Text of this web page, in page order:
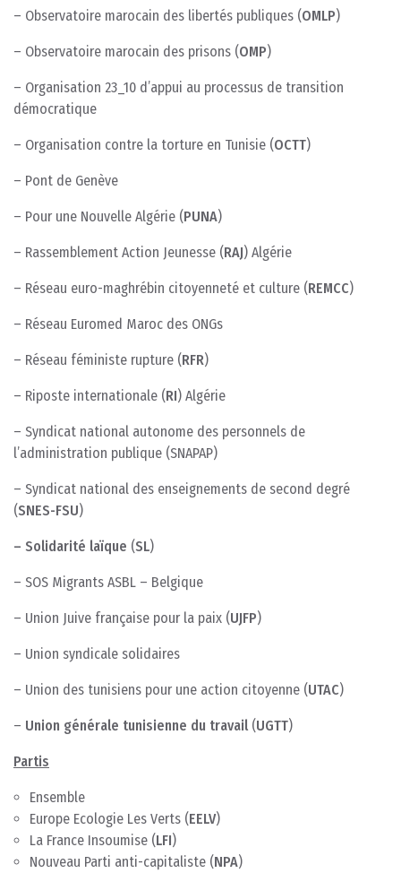
– Observatoire marocain des libertés publiques (OMLP)
– Observatoire marocain des prisons (OMP)
– Organisation 23_10 d’appui au processus de transition
démocratique
– Organisation contre la torture en Tunisie (OCTT)
– Pont de Genève
– Pour une Nouvelle Algérie (PUNA)
– Rassemblement Action Jeunesse (RAJ) Algérie
– Réseau euro-maghrébin citoyenneté et culture (REMCC)
– Réseau Euromed Maroc des ONGs
– Réseau féministe rupture (RFR)
– Riposte internationale (RI) Algérie
– Syndicat national autonome des personnels de
l’administration publique (SNAPAP)
– Syndicat national des enseignements de second degré
(SNES-FSU)
– Solidarité laïque (SL)
– SOS Migrants ASBL – Belgique
– Union Juive française pour la paix (UJFP)
– Union syndicale solidaires
– Union des tunisiens pour une action citoyenne (UTAC)
– Union générale tunisienne du travail (UGTT)
Partis
Ensemble
Europe Ecologie Les Verts (EELV)
La France Insoumise (LFI)
Nouveau Parti anti-capitaliste (NPA)